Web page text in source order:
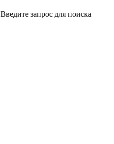
Введите запрос для поиска